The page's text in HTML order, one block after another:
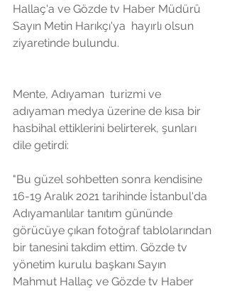
Hallaç'a ve Gözde tv Haber Müdürü
Sayın Metin Harıkçı'ya  hayırlı olsun
ziyaretinde bulundu.
Mente, Adıyaman  turizmi ve
adıyaman medya üzerine de kısa bir
hasbihal ettiklerini belirterek, şunları
dile getirdi:
"Bu güzel sohbetten sonra kendisine
16-19 Aralık 2021 tarihinde İstanbul'da
Adıyamanlılar tanıtım gününde
görücüye çıkan fotoğraf tablolarından
bir tanesini takdim ettim. Gözde tv
yönetim kurulu başkanı Sayın
Mahmut Hallaç ve Gözde tv Haber